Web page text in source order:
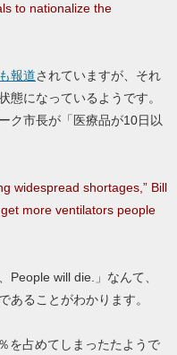
to nationalize the
報道されていますが、それ
態になっているようです。
ク市長が「医療品が10日以
widespread shortages,” Bill
more ventilators people
People will die.」なんて、
あることがわかります。
を占めてしまったたようで